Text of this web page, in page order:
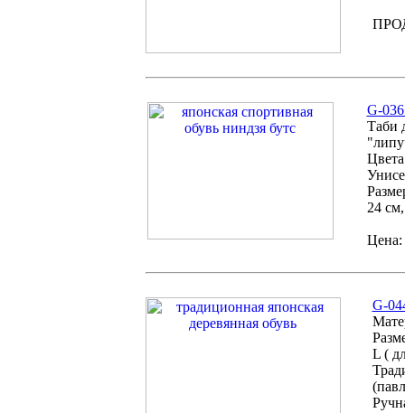
G-
Таби
24
Цена:
G-
L (